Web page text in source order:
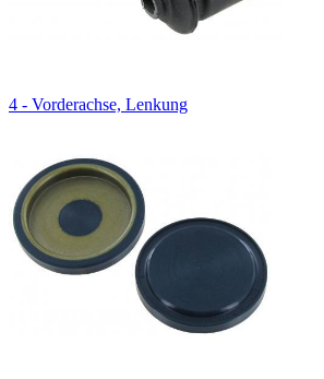
4 - Vorderachse, Lenkung